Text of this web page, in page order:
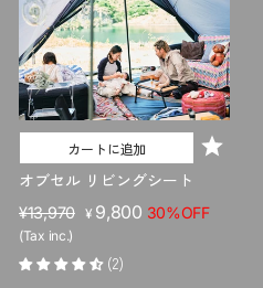
カートに追加
オブセル リビングシート
販
売
価
¥13,970 セ
ル
¥ 9,800 30%OFF
(Tax inc.)
(2)